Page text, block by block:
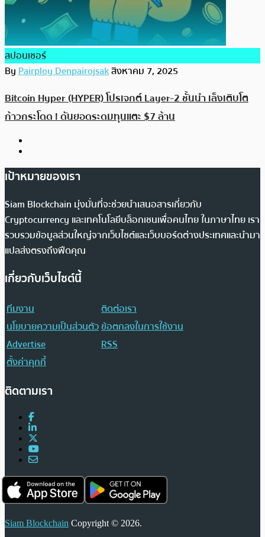
สปอนเซอร์
ByPairploy Denpairojsakสิงหาคม 7, 2025
Bitcoin Hyper (HYPER) โปรเจกต์ Layer-2 ชั้นนำ เล็งเติบโต
ก้าวกระโดด ! ดันยอดระดมทุนแตะ $7 ล้าน
เป้าหมายของเรา
Siam Blockchain มุ่งมั่นที่จะช่วยนำเสนอสารเกี่ยวกับ
Cryptocurrency และเทคโนโลยีบล็อกเชนเพื่อคนไทย ในภาษาไทย เรา
รวบรวมข้อมูลส่วนใหญ่จากเว็บไซต์และเว็บบอร์ดต่างประเทศและนำมา
แปลส่งตรงถึงฟีดคุณ
เกี่ยวกับเว็บไซต์นี้
ทีมงาน
ติดต่อเรา
นโยบายความเป็นส่วนตัวข้อตกลงในการใช้งาน
Advertise
RSS
ตั้งค่าคุกกี้
ติดตามเรา
Siam Blockchain Copyright © 2026.